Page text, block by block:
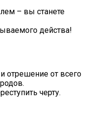
– вы станете
действа!
отрешение от всего
черту.